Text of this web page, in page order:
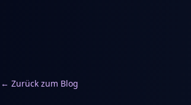
← Zurück zum Blog